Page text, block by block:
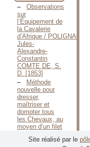
Observations
sur
l’Équipement de
la Cavalerie
d’Afrique / POLIGNAC
Jules-
Alexandre-
Constantin
COMTE DE, S.
D. [1853]
Méthode
nouvelle pour
dresser,
maîtriser et
dompter tous
les Chevaux, au
moyen d’un filet
poulies / POUILLON
Site réalisé par le